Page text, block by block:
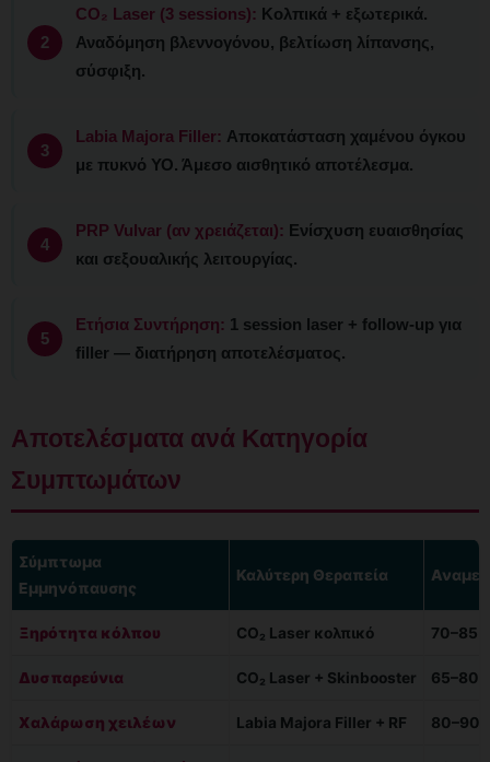
CO₂ Laser (3 sessions): Κολπικά + εξωτερικά.
Αναδόμηση βλεννογόνου, βελτίωση λίπανσης,
σύσφιξη.
Labia Majora Filler: Αποκατάσταση χαμένου όγκου
με πυκνό ΥΟ. Άμεσο αισθητικό αποτέλεσμα.
PRP Vulvar (αν χρειάζεται): Ενίσχυση ευαισθησίας
και σεξουαλικής λειτουργίας.
Ετήσια Συντήρηση: 1 session laser + follow-up για
filler — διατήρηση αποτελέσματος.
Αποτελέσματα ανά Κατηγορία
Συμπτωμάτων
Σύμπτωμα
Εμμηνόπαυσης
Καλύτερη Θεραπεία
Ξηρότητα κόλπου CO₂ Laser κολπικό 70–85%
Δυσπαρεύνια CO₂ Laser + Skinbooster
Χαλάρωση χειλέων Labia Majora Filler + RF